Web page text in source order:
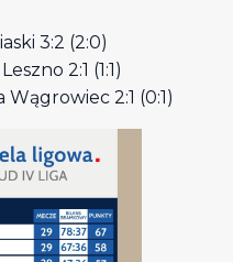
3:2 (2:0)
2:1 (1:1)
Wągrowiec 2:1 (0:1)